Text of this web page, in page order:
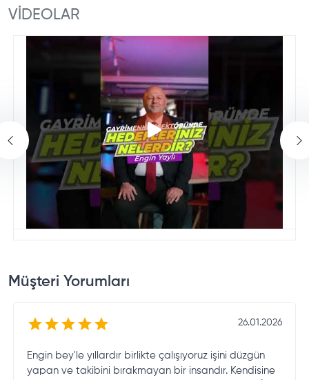
VİDEOLAR
Müşteri Yorumları
26.01.2026
Engin bey'le yıllardır birlikte çalışıyoruz işini düzgün
yapan ve takibini bırakmayan bir insandır. Kendisine